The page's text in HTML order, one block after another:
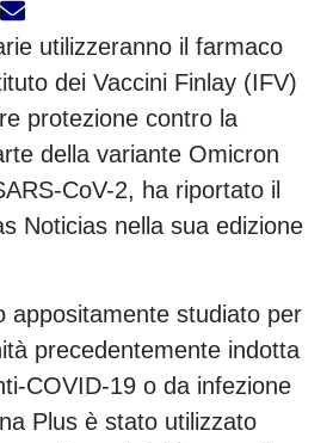
utilizzeranno il farmaco
dei Vaccini Finlay (IFV)
protezione contro la
della variante Omicron
CoV-2, ha riportato il
Noticias nella sua edizione
appositamente studiato per
precedentemente indotta
COVID-19 o da infezione
Plus è stato utilizzato